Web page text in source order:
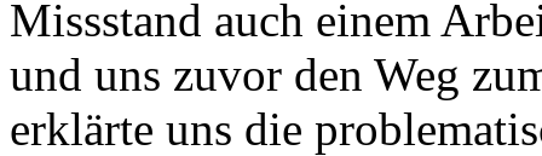
Missstand auch einem
und uns zuvor den Weg
erklärte uns die